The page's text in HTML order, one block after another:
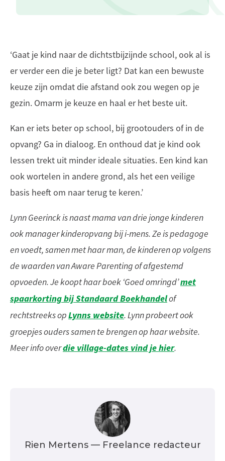
‘Gaat je kind naar de dichtstbijzijnde school, ook al is
er verder een die je beter ligt? Dat kan een bewuste
keuze zijn omdat die afstand ook zou wegen op je
gezin. Omarm je keuze en haal er het beste uit.
Kan er iets beter op school, bij grootouders of in de
opvang? Ga in dialoog. En onthoud dat je kind ook
lessen trekt uit minder ideale situaties. Een kind kan
ook wortelen in andere grond, als het een veilige
basis heeft om naar terug te keren.’
Lynn Geerinck is naast mama van drie jonge kinderen
ook manager kinderopvang bij i-mens. Ze is pedagoge
en voedt, samen met haar man, de kinderen op volgens
de waarden van Aware Parenting of afgestemd
opvoeden. Je koopt haar boek ‘Goed omringd’met
spaarkorting bij Standaard Boekhandelof
rechtstreeks opLynns website. Lynn probeert ook
groepjes ouders samen te brengen op haar website.
Meer info overdie village-dates vind je hier.
Rien Mertens — Freelance redacteur